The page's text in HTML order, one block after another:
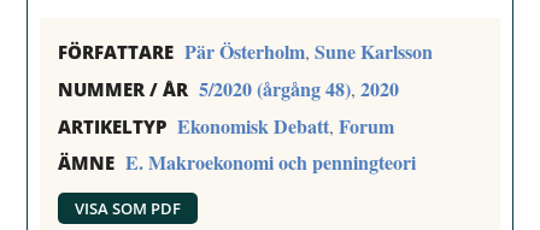
FÖRFATTARE Pär Österholm,Sune Karlsson
NUMMER / ÅR 5/2020 (årgång 48),2020
ARTIKELTYP Ekonomisk Debatt,Forum
ÄMNE E. Makroekonomi och penningteori
VISA SOM PDF